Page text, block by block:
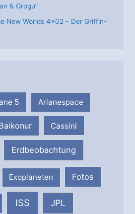
& Grogu”
New Worlds 4×02 – Der Griffin-
5 Arianespace
Cassini
Erdbeobachtung
Exoplaneten Fotos
ISS JPL